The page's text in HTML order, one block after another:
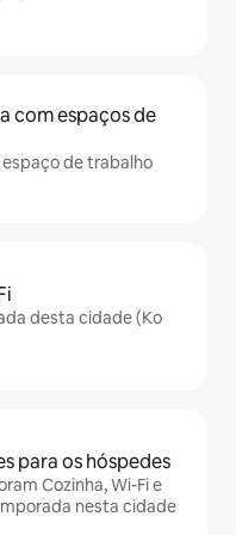
com espaços de
de trabalho
desta cidade (Ko
para os hóspedes
Cozinha, Wi-Fi e
nesta cidade